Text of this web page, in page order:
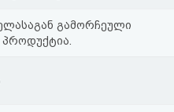
გამორჩეული
პროდუქტია.